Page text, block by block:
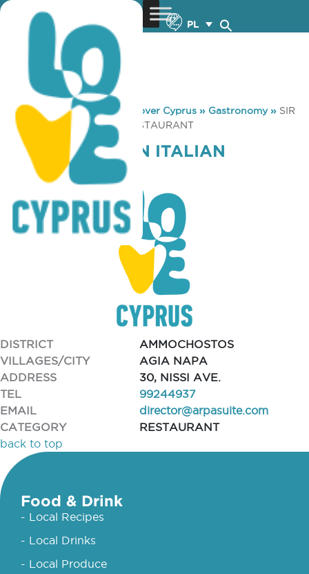
PL
You are here: Home »Discover Cyprus » Gastronomy» SIR
JEAN FUSION ITALIAN RESTAURANT
SIR JEAN FUSION ITALIAN
RESTAURANT
DISTRICT
AMMOCHOSTOS
VILLAGES/CITY
AGIA NAPA
ADDRESS
30, NISSI AVE.
TEL
99244937
EMAIL
director@arpasuite.com
CATEGORY
RESTAURANT
back to top
Food & Drink
- Local Recipes
- Local Drinks
- Local Produce